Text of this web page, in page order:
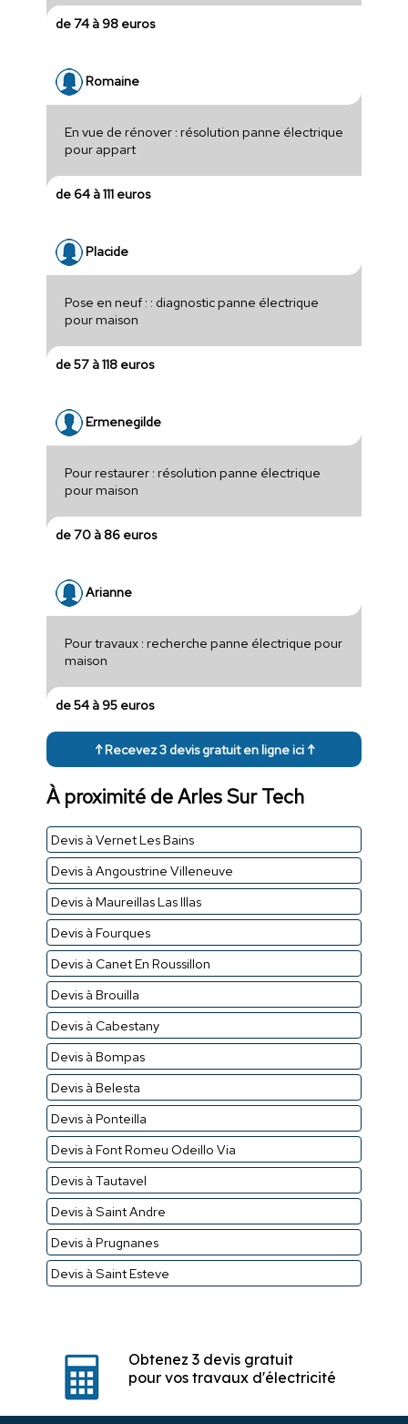
de 74 à 98 euros
Romaine
En vue de rénover : résolution panne électrique
pour appart
de 64 à 111 euros
Placide
Pose en neuf : : diagnostic panne électrique
pour maison
de 57 à 118 euros
Ermenegilde
Pour restaurer : résolution panne électrique
pour maison
de 70 à 86 euros
Arianne
Pour travaux : recherche panne électrique pour
maison
de 54 à 95 euros
↑ Recevez 3 devis gratuit en ligne ici ↑
À proximité de Arles Sur Tech
Devis à Vernet Les Bains
Devis à Angoustrine Villeneuve
Devis à Maureillas Las Illas
Devis à Fourques
Devis à Canet En Roussillon
Devis à Brouilla
Devis à Cabestany
Devis à Bompas
Devis à Belesta
Devis à Ponteilla
Devis à Font Romeu Odeillo Via
Devis à Tautavel
Devis à Saint Andre
Devis à Prugnanes
Devis à Saint Esteve
Obtenez 3 devis gratuit
pour vos travaux d'électricité